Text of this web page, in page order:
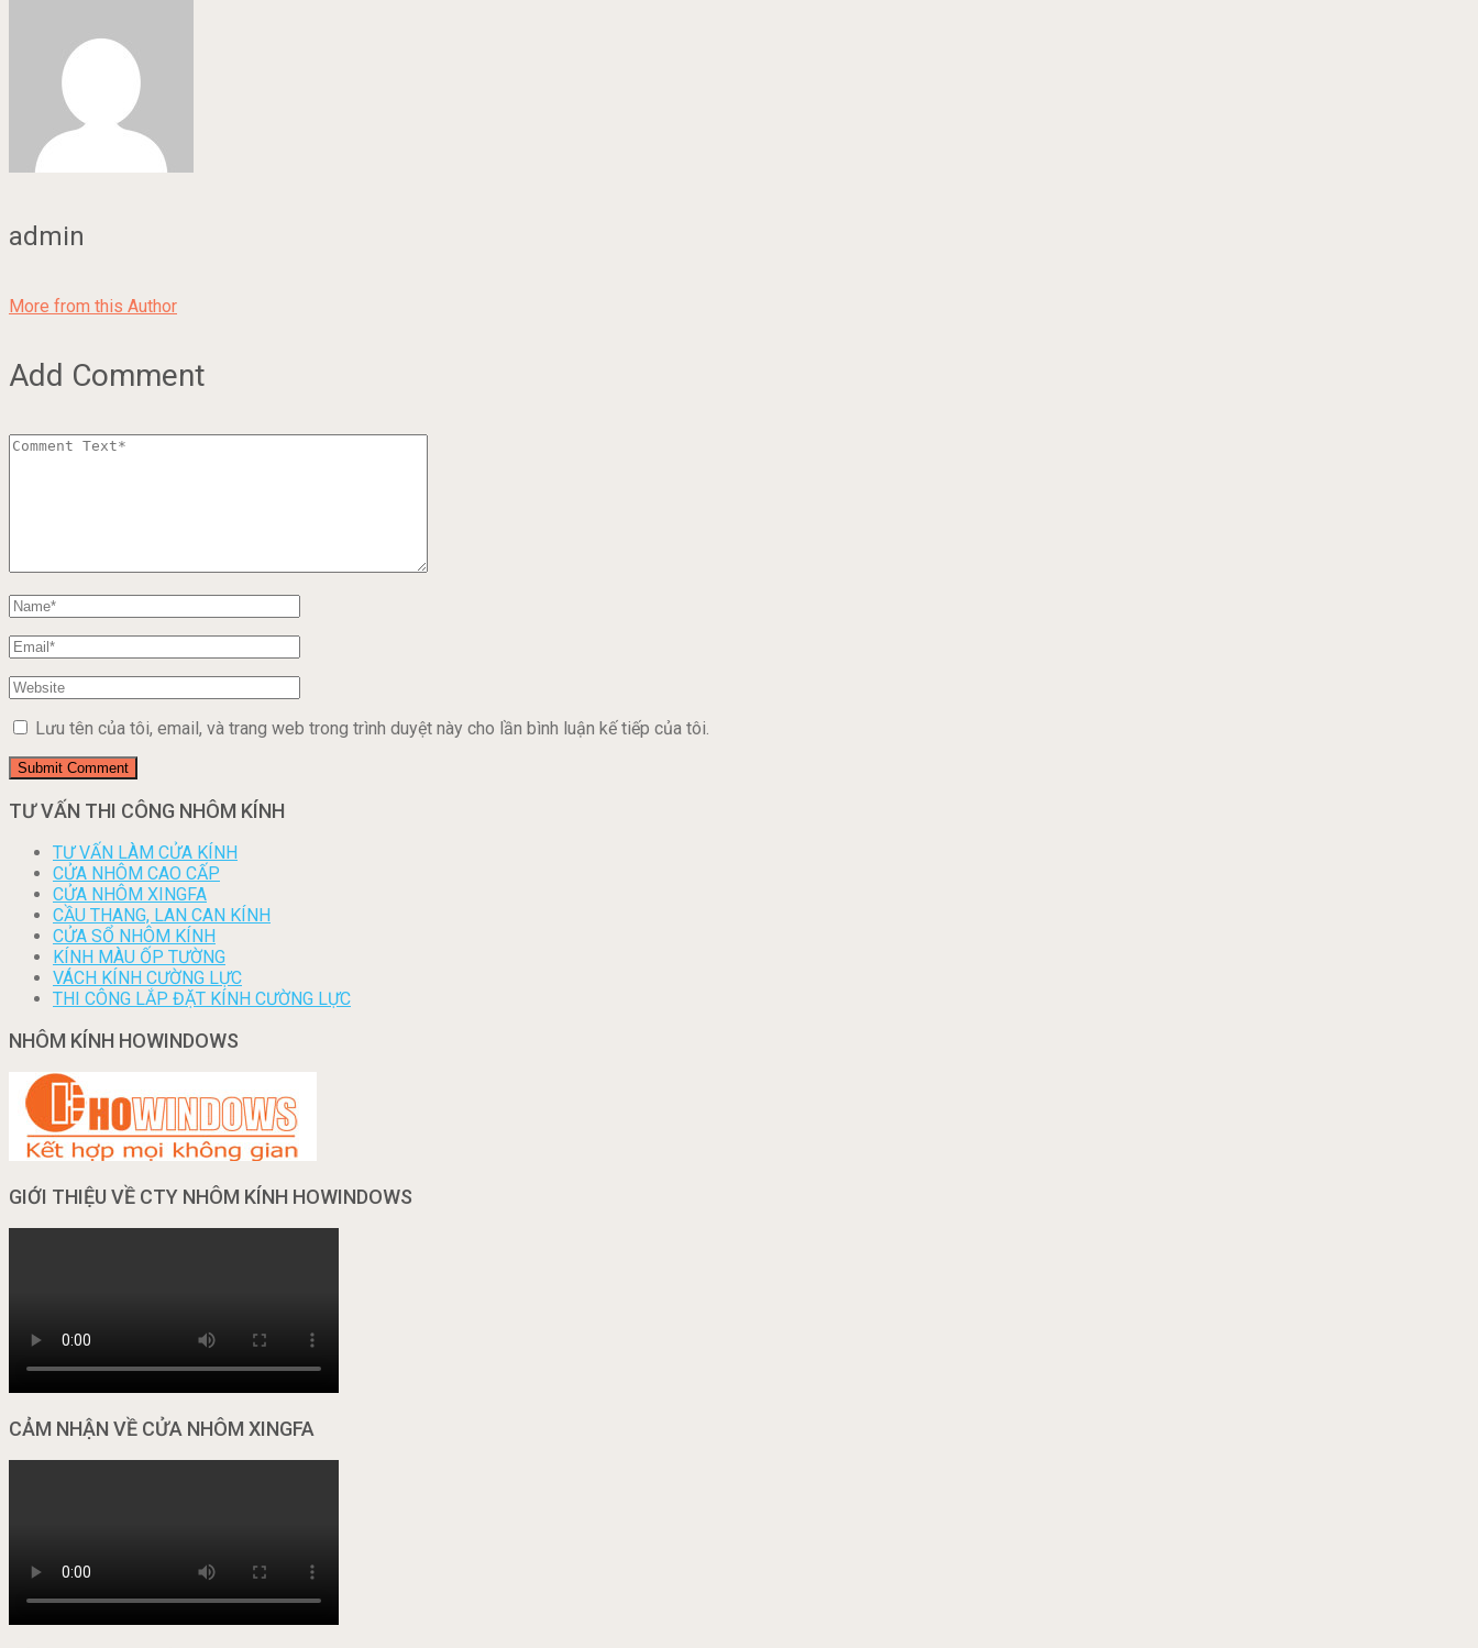
admin
More from this Author
Add Comment
Lưu tên của tôi, email, và trang web trong trình duyệt này cho lần bình luận kế tiếp của tôi.
TƯ VẤN THI CÔNG NHÔM KÍNH
TƯ VẤN LÀM CỬA KÍNH
CỬA NHÔM CAO CẤP
CỬA NHÔM XINGFA
CẦU THANG, LAN CAN KÍNH
CỬA SỔ NHÔM KÍNH
KÍNH MÀU ỐP TƯỜNG
VÁCH KÍNH CƯỜNG LỰC
THI CÔNG LẮP ĐẶT KÍNH CƯỜNG LỰC
NHÔM KÍNH HOWINDOWS
GIỚI THIỆU VỀ CTY NHÔM KÍNH HOWINDOWS
CẢM NHẬN VỀ CỬA NHÔM XINGFA